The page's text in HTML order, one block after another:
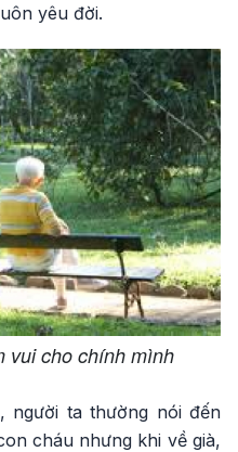
yêu đời.
vui cho chính mình
người ta thường nói đến
cháu nhưng khi về già,